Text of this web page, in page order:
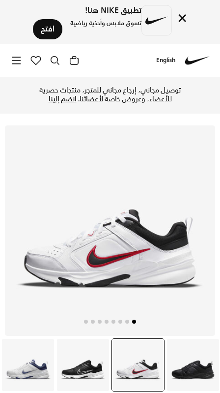
× تطبيق NIKE هنا!
تسوق ملابس وأحذية رياضية افتح
English
توصيل مجاني، إرجاع مجاني للمتجر، منتجات حصرية
للأعضاء، وعروض خاصة لأعضائنا.انضم إلينا
أسود selected
أبيض أسود أبيض